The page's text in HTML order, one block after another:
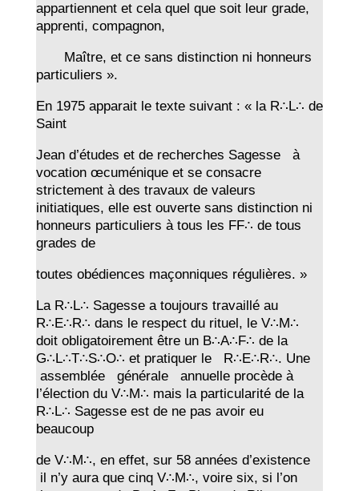
appartiennent et cela quel que soit leur grade,
apprenti, compagnon,
Maître, et ce sans distinction ni honneurs
particuliers ».
En 1975 apparait le texte suivant : « la R∴L∴ de
Saint
Jean d’études et de recherches Sagesse à
vocation œcuménique et se consacre
strictement à des travaux de valeurs
initiatiques, elle est ouverte sans distinction ni
honneurs particuliers à tous les FF∴ de tous
grades de
toutes obédiences maçonniques régulières. »
La R∴L∴ Sagesse a toujours travaillé au
R∴E∴R∴ dans le respect du rituel, le V∴M∴
doit obligatoirement être un B∴A∴F∴ de la
G∴L∴T∴S∴O∴ et pratiquer le R∴E∴R∴. Une
assemblée générale annuelle procède à
l’élection du V∴M∴ mais la particularité de la
R∴L∴ Sagesse est de ne pas avoir eu
beaucoup
de V∴M∴, en effet, sur 58 années d’existence
il n’y aura que cinq V∴M∴, voire six, si l’on